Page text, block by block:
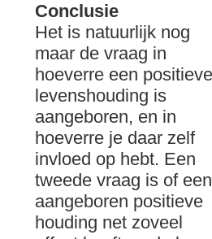
Conclusie
Het is natuurlijk nog
maar de vraag in
hoeverre een positieve
levenshouding is
aangeboren, en in
hoeverre je daar zelf
invloed op hebt. Een
tweede vraag is of een
aangeboren positieve
houding net zoveel